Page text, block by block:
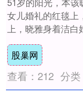
女儿婚礼的红毯上
上，晓雅身着洁
介绍我，那句“这
学教....
股巢网
查看： 212 分类